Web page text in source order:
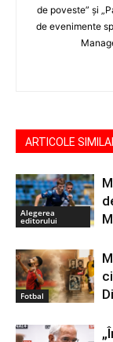
de poveste” şi
de evenimente
ARTICOLE
Alegerea
editorului
Fotbal